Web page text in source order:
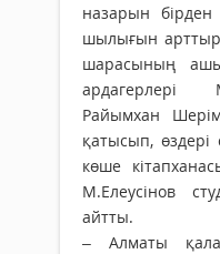
назарын
шылығын
шарасының
ардагерлері
Райымхан
қатысып, өздері
көше
М.Елеусінов
айтты.
– Алматы